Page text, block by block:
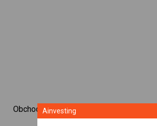
Obchodujte na obchodní platformě
mezinárodních akcií.
Ainvesting